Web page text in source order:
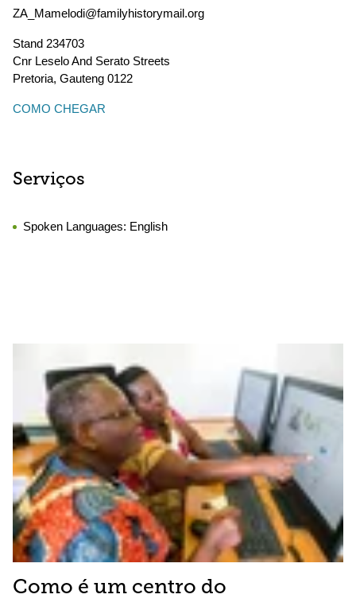
ZA_Mamelodi@familyhistorymail.org
Stand 234703
Cnr Leselo And Serato Streets
Pretoria, Gauteng 0122
COMO CHEGAR
Serviços
Spoken Languages: English
Como é um centro do